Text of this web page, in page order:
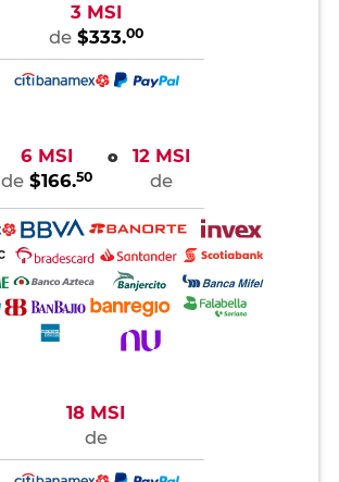
3 MSI
de $333.00
6 MSI
de $166.50
o
12 MSI
de
18 MSI
de